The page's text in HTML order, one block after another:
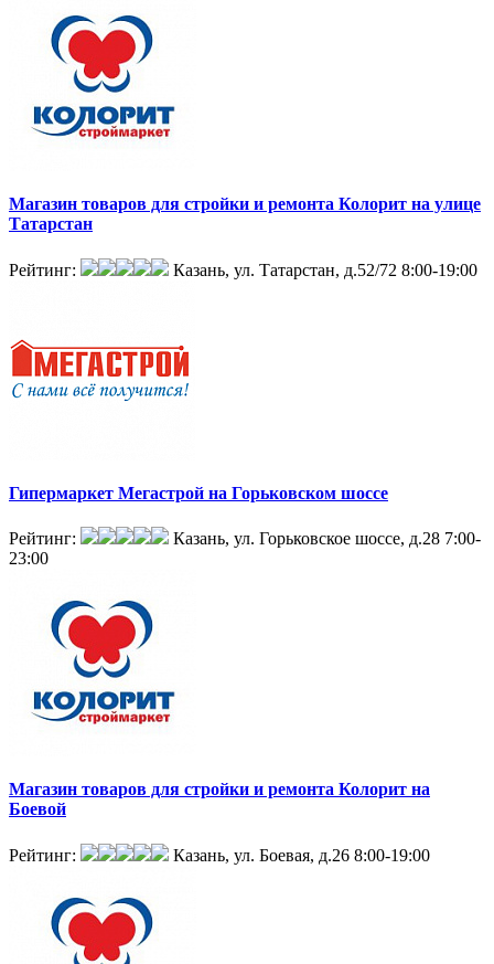
Магазин товаров для стройки и ремонта Колорит на улице
Татарстан
Рейтинг: Казань, ул. Татарстан, д.52/72 8:00-19:00
Гипермаркет Мегастрой на Горьковском шоссе
Рейтинг: Казань, ул. Горьковское шоссе, д.28 7:00-
23:00
Магазин товаров для стройки и ремонта Колорит на
Боевой
Рейтинг: Казань, ул. Боевая, д.26 8:00-19:00